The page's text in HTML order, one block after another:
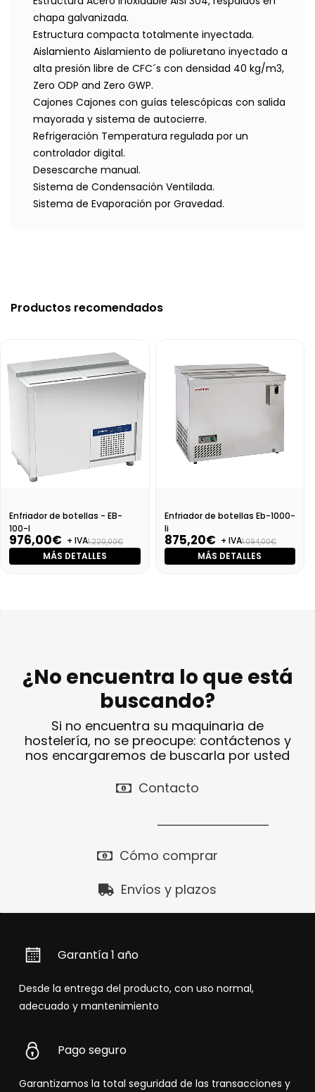
chapa galvanizada.
Estructura compacta totalmente inyectada.
Aislamiento Aislamiento de poliuretano inyectado a
alta presión libre de CFC´s con densidad 40 kg/m3,
Zero ODP and Zero GWP.
Cajones Cajones con guías telescópicas con salida
mayorada y sistema de autocierre.
Refrigeración Temperatura regulada por un
controlador digital.
Desescarche manual.
Sistema de Condensación Ventilada.
Sistema de Evaporación por Gravedad.
Productos recomendados
Enfriador de botellas - EB-
100-I
976,00€ + IVA1.220,00€
MÁS DETALLES
Enfriador de botellas Eb-1000-
Ii
875,20€ + IVA1.094,00€
MÁS DETALLES
¿No encuentra lo que está
buscando?
Si no encuentra su maquinaria de
hostelería, no se preocupe: contáctenos y
nos encargaremos de buscarla por usted
Contacto
Cómo comprar
Envíos y plazos
Garantía 1 año
Desde la entrega del producto, con uso normal,
adecuado y mantenimiento
Pago seguro
Garantizamos la total seguridad de las transacciones y